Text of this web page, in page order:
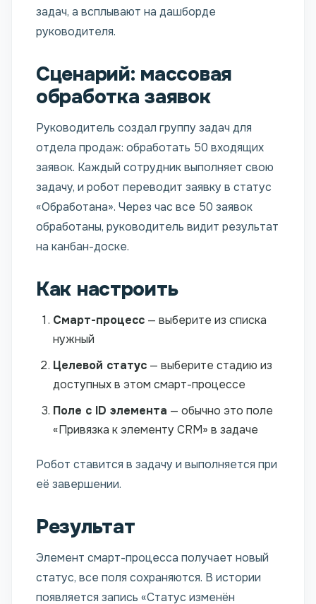
задач, а всплывают на дашборде
руководителя.
Сценарий: массовая
обработка заявок
Руководитель создал группу задач для
отдела продаж: обработать 50 входящих
заявок. Каждый сотрудник выполняет свою
задачу, и робот переводит заявку в статус
«Обработана». Через час все 50 заявок
обработаны, руководитель видит результат
на канбан-доске.
Как настроить
Смарт-процесс — выберите из списка
нужный
Целевой статус — выберите стадию из
доступных в этом смарт-процессе
Поле с ID элемента — обычно это поле
«Привязка к элементу CRM» в задаче
Робот ставится в задачу и выполняется при
её завершении.
Результат
Элемент смарт-процесса получает новый
статус, все поля сохраняются. В истории
появляется запись «Статус изменён